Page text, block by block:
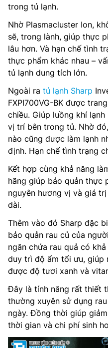
trong tủ lạnh.
Nhờ Plasmacluster Ion,
sẽ, trong lành, giúp thực
lâu hơn. Và hạn chế tình
thực phẩm khác nhau –
tủ lạnh dung tích lớn.
Ngoài ra tủ lạnh Sharp
FXPI700VG-BK được
chiều. Giúp luồng khí
vị trí bên trong tủ. Nhờ
nào cũng được làm lạnh
định. Hạn chế tình trạng
Kết hợp cùng khả năng
hãng giúp bảo quản thực
nguyên hương vị và giá
dài.
Thêm vào đó Sharp đặc
bảo quản rau củ của
ngăn chứa rau quả có
duy trì độ ẩm tối ưu, giúp
được độ tươi xanh và
Đây là tính năng rất thiết
thường xuyên sử dụng
ngày. Đồng thời giúp
thời gian và chi phí sinh